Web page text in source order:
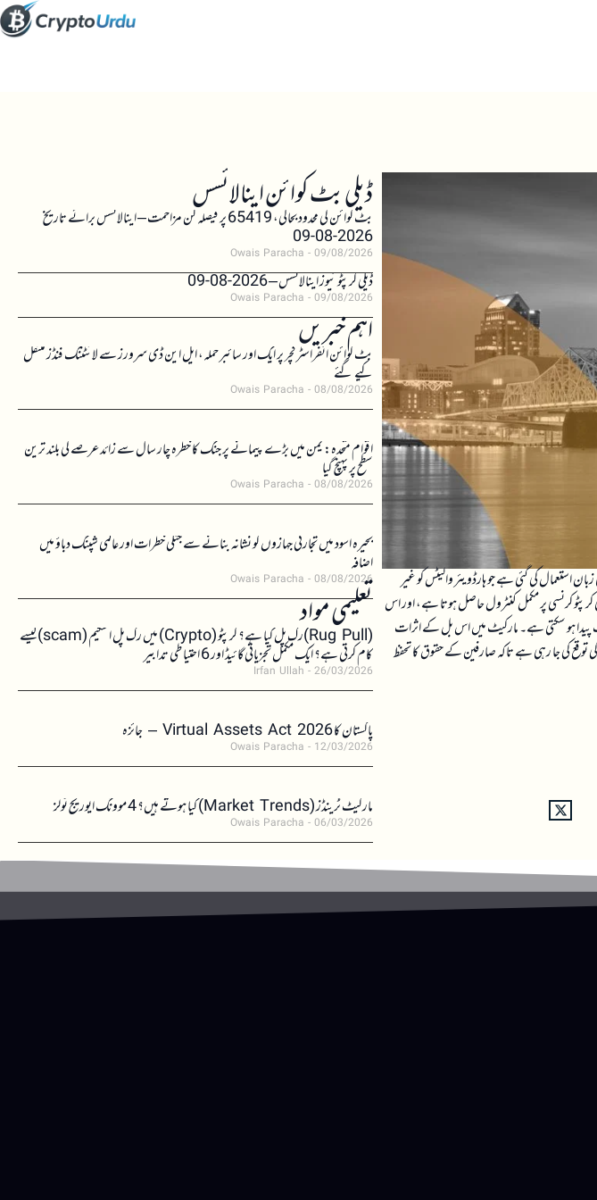
استعمال کی گئی ہے جو ہارڈویئر والیٹس کو غیر
کرنسی پر مکمل کنٹرول حاصل ہوتا ہے، اور اس
ہو سکتی ہے۔ مارکیٹ میں اس بل کے اثرات
کی توقع کی جا رہی ہے تاکہ صارفین کے حقوق کا تحفظ
ڈیلی بٹ کوائن اینالائسسبٹ کوائن کی محدود بحالی، 65419 پر فیصلہ کن مزاحمت – اینالائسس برائے تاریخ
2026-08-09
Owais Paracha 09/08/2026
ڈیلی کرپٹو نیوز اینالائسس – 2026-08-09
Owais Paracha 09/08/2026
اہم خبریں
بٹ کوائن انفراسٹرکچر پر ایک اور سائبر حملہ، ایل این ڈی سرورز سے لائٹننگ فنڈز منتقل
کیے گئے
Owais Paracha 08/08/2026
اقوام متحدہ: یمن میں بڑے پیمانے پر جنگ کا خطرہ چار سال سے زائد عرصے کی بلند ترین
سطح پر پہنچ گیا
Owais Paracha 08/08/2026
بحیرہ اسود میں تجارتی جہازوں کو نشانہ بنانے سے جنگی خطرات اور عالمی شپنگ دباؤ میں
اضافہ
Owais Paracha 08/08/2026
تعلیمی مواد (Rug Pull)رگ پل کیا ہے؟ کرپٹو (Crypto) میں رگ پل اسکیم (scam)کیسے
کام کرتی ہے؟ ایک مکمل تجزیاتی گائیڈ اور 6 احتیاطی تدابیر
Irfan Ullah 26/03/2026
پاکستان کا Virtual Assets Act 2026 – جائزہ
Owais Paracha 12/03/2026
مارکیٹ ٹرینڈز (Market Trends) کیا ہوتے ہیں؟ 4 موونگ ایوریج ٹولز
Owais Paracha 06/03/2026